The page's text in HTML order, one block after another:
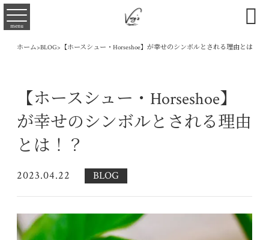
menu 
ホーム>BLOG> 【ホースシュー・Horseshoe】が幸せのシンボルとされる理由とは！？
【ホースシュー・Horseshoe】
が幸せのシンボルとされる理由
とは！？
2023.04.22 BLOG